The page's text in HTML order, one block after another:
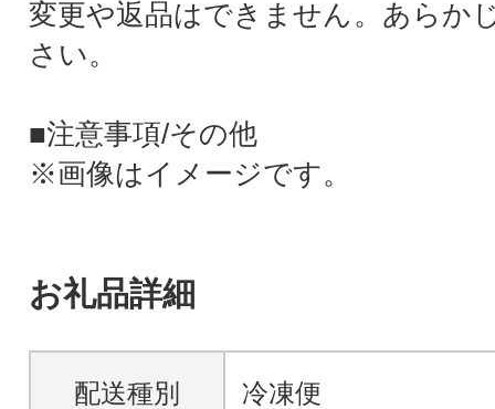
変更や返品はできません。あらか
さい。
■注意事項/その他
※画像はイメージです。
お礼品詳細
配送種別 冷凍便